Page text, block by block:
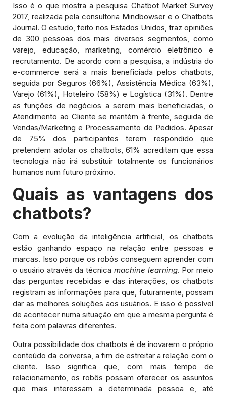
Isso é o que mostra a pesquisa Chatbot Market Survey
2017, realizada pela consultoria Mindbowser e o Chatbots
Journal. O estudo, feito nos Estados Unidos, traz opiniões
de 300 pessoas dos mais diversos segmentos, como
varejo, educação, marketing, comércio eletrônico e
recrutamento. De acordo com a pesquisa, a indústria do
e-commerce será a mais beneficiada pelos chatbots,
seguida por Seguros (66%), Assistência Médica (63%),
Varejo (61%), Hoteleiro (58%) e Logística (31%). Dentre
as funções de negócios a serem mais beneficiadas, o
Atendimento ao Cliente se mantém à frente, seguida de
Vendas/Marketing e Processamento de Pedidos. Apesar
de 75% dos participantes terem respondido que
pretendem adotar os chatbots, 61% acreditam que essa
tecnologia não irá substituir totalmente os funcionários
humanos num futuro próximo.
Quais as vantagens dos
chatbots?
Com a evolução da inteligência artificial, os chatbots
estão ganhando espaço na relação entre pessoas e
marcas. Isso porque os robôs conseguem aprender com
o usuário através da técnica machine learning. Por meio
das perguntas recebidas e das interações, os chatbots
registram as informações para que, futuramente, possam
dar as melhores soluções aos usuários. E isso é possível
de acontecer numa situação em que a mesma pergunta é
feita com palavras diferentes.
Outra possibilidade dos chatbots é de inovarem o próprio
conteúdo da conversa, a fim de estreitar a relação com o
cliente. Isso significa que, com mais tempo de
relacionamento, os robôs possam oferecer os assuntos
que mais interessam a determinada pessoa e, até